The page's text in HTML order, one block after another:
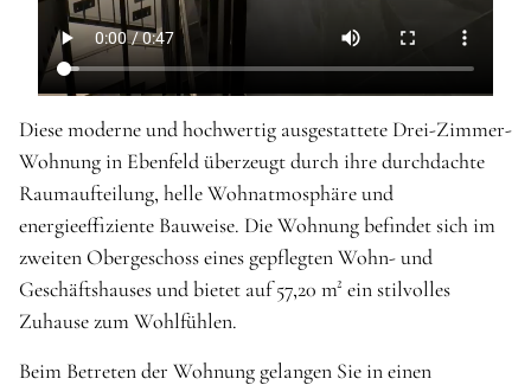
Diese moderne und hochwertig ausgestattete Drei-Zimmer-
Wohnung in Ebenfeld überzeugt durch ihre durchdachte
Raumaufteilung, helle Wohnatmosphäre und
energieeffiziente Bauweise. Die Wohnung befindet sich im
zweiten Obergeschoss eines gepflegten Wohn- und
Geschäftshauses und bietet auf 57,20 m² ein stilvolles
Zuhause zum Wohlfühlen.
Beim Betreten der Wohnung gelangen Sie in einen